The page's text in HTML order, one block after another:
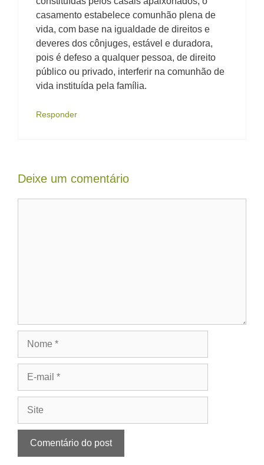
casamento estabelece comunhão plena de
vida, com base na igualdade de direitos e
deveres dos cônjuges, estável e duradora,
pois é defeso a qualquer pessoa, de direito
público ou privado, interferir na comunhão de
vida instituída pela família.
Responder
Deixe um comentário